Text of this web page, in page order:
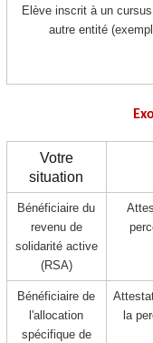
Elève inscrit à un
autre entité
Votre
situation
Bénéficiaire du
revenu de
solidarité active
(RSA)
Bénéficiaire de
l'allocation
spécifique de
la